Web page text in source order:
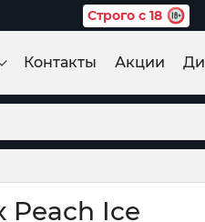
Строго с 18
Контакты Акции
Peach Ice